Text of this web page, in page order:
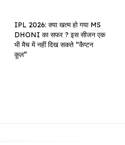
IPL 2026: क्या खत्म हो गया MS
DHONI का सफर ? इस सीजन एक
भी मैच में नहीं दिख सकते “कैप्टन
कूल”